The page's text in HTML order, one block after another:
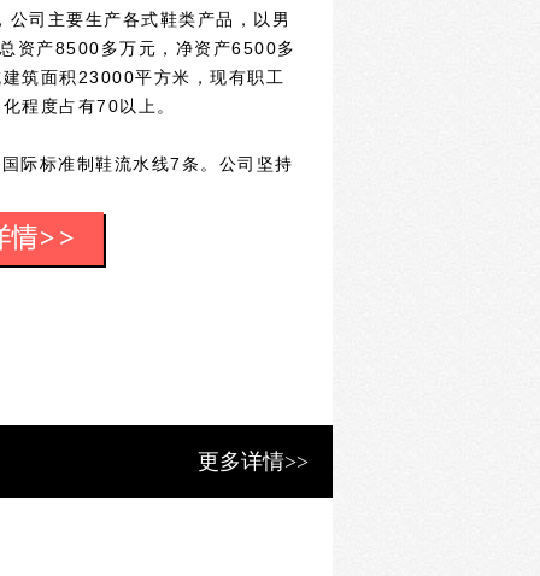
司主要生产各式鞋类产品，以男
资产8500多万元，净资产6500多
筑面积23000平方米，现有职工
程度占有70以上。
标准制鞋流水线7条。公司坚持
、出口创汇企业、先进企业、纳税
业等称号。
更多详情>>